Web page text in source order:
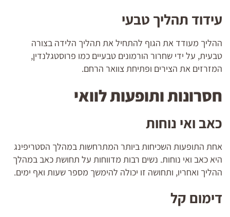
עידוד תהליך טבעי
ההליך מעודד את הגוף להתחיל את תהליך הלידה בצורה
טבעית, על ידי שחרור הורמונים טבעיים כמו פרוסטגלנדין,
המזרזים את הצירים ופתיחת צוואר הרחם.
חסרונות ותופעות לוואי
כאב ואי נוחות
אחת התופעות השכיחות ביותר המתרחשות במהלך הסטריפינג
היא כאב ואי נוחות. נשים רבות מדווחות על תחושת כאב במהלך
ההליך ואחריו, ותחושה זו יכולה להימשך מספר שעות ואף ימים.
דימום קל